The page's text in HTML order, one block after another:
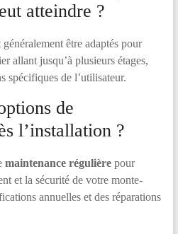
atteindre ?
être adaptés pour
allant jusqu’à plusieurs étages,
spécifiques de l’utilisateur.
de
l’installation ?
maintenance régulièrepour
et la sécurité de votre monte-
annuelles et des réparations